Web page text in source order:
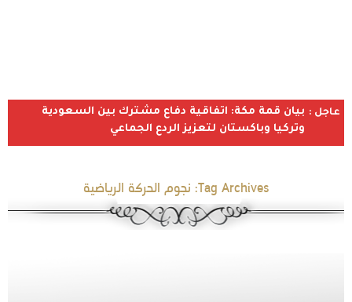
عاجل : بيان قمة مكة: اتفاقية دفاع مشترك بين السعودية
وتركيا وباكستان لتعزيز الردع الجماعي
Tag Archives: نجوم الحركة الرياضية